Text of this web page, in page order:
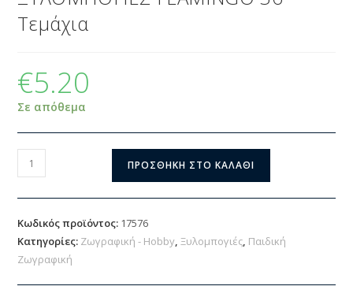
Τεμάχια
€5.20
Σε απόθεμα
ΠΡΟΣΘΉΚΗ ΣΤΟ ΚΑΛΆΘΙ
Κωδικός προϊόντος: 17576
Κατηγορίες: Ζωγραφική - Hobby,Ξυλομπογιές, Παιδική
Ζωγραφική